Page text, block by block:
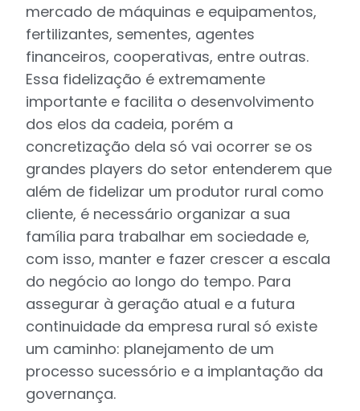
mercado de máquinas e equipamentos,
fertilizantes, sementes, agentes
financeiros, cooperativas, entre outras.
Essa fidelização é extremamente
importante e facilita o desenvolvimento
dos elos da cadeia, porém a
concretização dela só vai ocorrer se os
grandes players do setor entenderem que
além de fidelizar um produtor rural como
cliente, é necessário organizar a sua
família para trabalhar em sociedade e,
com isso, manter e fazer crescer a escala
do negócio ao longo do tempo. Para
assegurar à geração atual e a futura
continuidade da empresa rural só existe
um caminho: planejamento de um
processo sucessório e a implantação da
governança.